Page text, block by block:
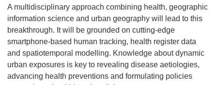
A multidisciplinary approach combining health, geographic
information science and urban geography will lead to this
breakthrough. It will be grounded on cutting-edge
smartphone-based human tracking, health register data
and spatiotemporal modelling. Knowledge about dynamic
urban exposures is key to revealing disease aetiologies,
advancing health preventions and formulating policies